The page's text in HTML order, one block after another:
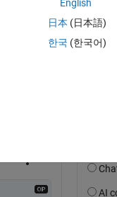
English
日本 (日本語)
한국 (한국어)